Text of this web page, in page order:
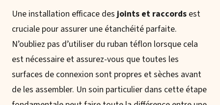
Une installation efficace des joints et raccords est
cruciale pour assurer une étanchéité parfaite.
N’oubliez pas d’utiliser du ruban téflon lorsque cela
est nécessaire et assurez-vous que toutes les
surfaces de connexion sont propres et sèches avant
de les assembler. Un soin particulier dans cette étape